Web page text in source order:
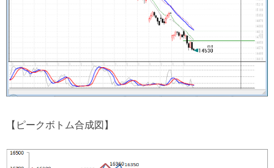
【ピークボトム合成図】